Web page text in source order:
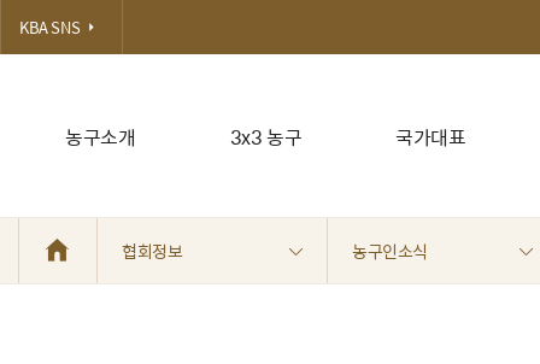
농구소개 3x3 농구 국가대표
KBA SNS
협회정보 농구인소식